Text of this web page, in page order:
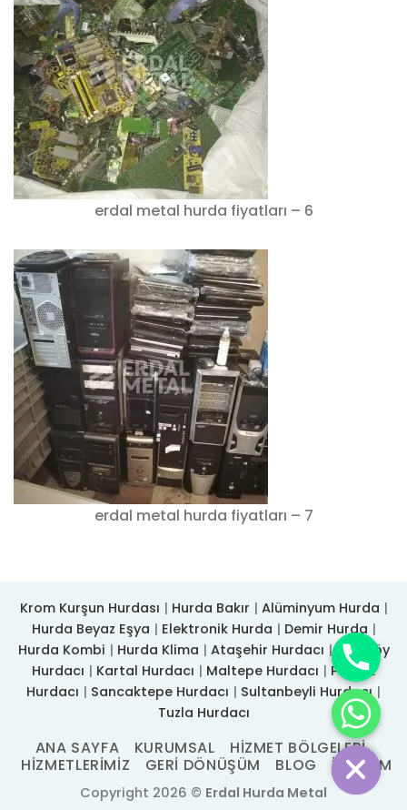
erdal metal hurda fiyatları – 6
erdal metal hurda fiyatları – 7
Krom Kurşun Hurdası | Hurda Bakır | Alüminyum Hurda |
Hurda Beyaz Eşya | Elektronik Hurda | Demir Hurda |
Hurda Kombi | Hurda Klima | Ataşehir Hurdacı |Kadıköy
Hurdacı | Kartal Hurdacı | Maltepe Hurdacı | Pendik
Hurdacı | Sancaktepe Hurdacı | Sultanbeyli Hurdacı|
Tuzla Hurdacı
ANA SAYFA KURUMSAL
HIZMET BÖLGELERI
HIZMETLERIMIZ
GERI DÖNÜŞÜM BLOG İLETIŞIM
Copyright 2026 © Erdal Hurda Metal
HIDE
CHATY